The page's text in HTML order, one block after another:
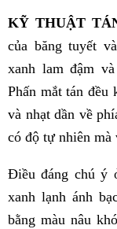
KỸ THUẬT
của băng tuyết
xanh lam đậm
Phấn mắt tán đều
và nhạt dần về
có độ tự nhiên mà
Điều đáng chú ý
xanh lạnh ánh
bằng màu nâu